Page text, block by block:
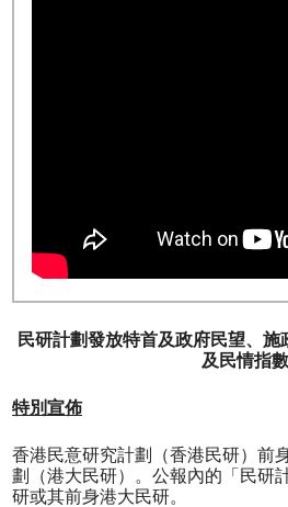
民研計劃發放特首及政府民望、
及民情指數
特別宣佈
香港民意研究計劃（香港民研）前
劃（港大民研）。公報內的「民研
研或其前身港大民研。